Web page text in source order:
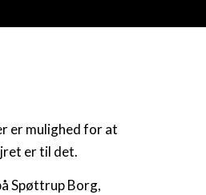
er mulighed for at
er til det.
Spøttrup Borg,